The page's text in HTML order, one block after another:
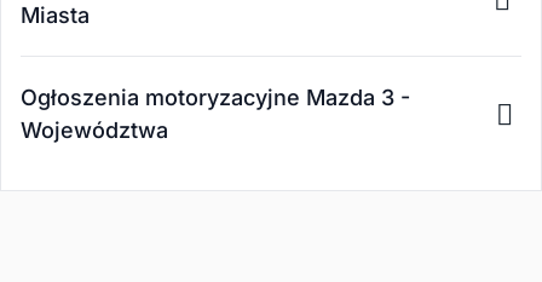
Miasta
Ogłoszenia motoryzacyjne Mazda 3 -
Województwa